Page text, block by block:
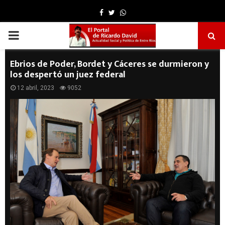
Facebook
TwitterWhatsapp
PRIMARY
MENU
Ebrios de Poder, Bordet y Cáceres se durmieron y
los despertó un juez federal
12 abril, 2023 9052